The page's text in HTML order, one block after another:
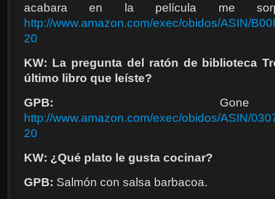
acabara en la película me
http://www.amazon.com/exec/obidos/ASIN/
20
KW: La pregunta del ratón de biblioteca
último libro que leíste?
GPB: Gone
http://www.amazon.com/exec/obidos/ASIN/
20
KW: ¿Qué plato le gusta cocinar?
GPB: Salmón con salsa barbacoa.